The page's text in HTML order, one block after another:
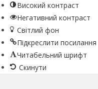
Високий контраст
Негативний контраст
Світлий фон
Підкреслити посилання
Читабельний шрифт
Скинути